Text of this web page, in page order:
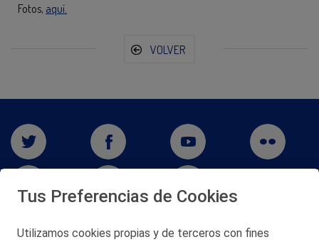
Fotos, aquí.
VOLVER
Tus Preferencias de Cookies
Utilizamos cookies propias y de terceros con fines